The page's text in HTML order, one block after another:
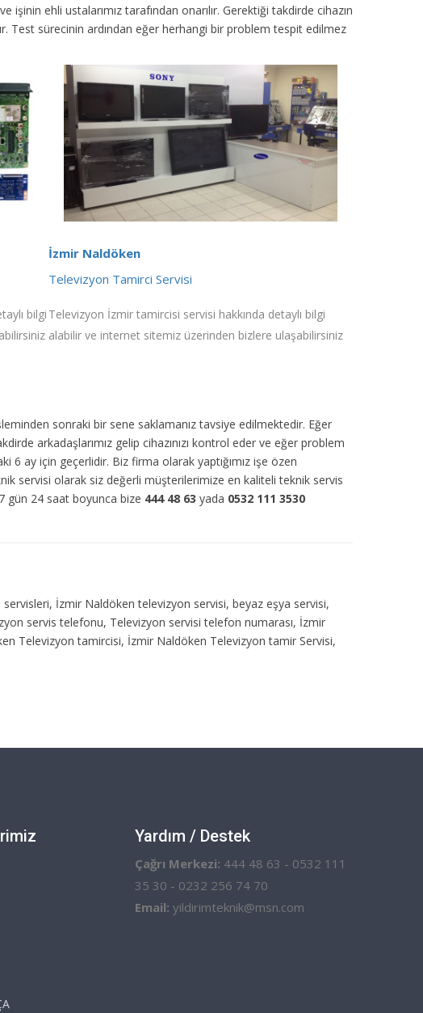
ehli ustalarımız tarafından onarılır. Gerektiği takdirde cihazın
Test sürecinin ardından eğer herhangi bir problem tespit edilmez
bilgi
İzmir Naldöken
Televizyon Tamirci Servisi
Televizyon İzmir tamircisi servisi hakkında detaylı bilgi
alabilir ve internet sitemiz üzerinden bizlere ulaşabilirsiniz
sonraki bir sene saklamanız tavsiye edilmektedir. Eğer
arkadaşlarımız gelip cihazınızı kontrol eder ve eğer problem
6 ay için geçerlidir. Biz firma olarak yaptığımız işe özen
servisi olarak siz değerli müşterilerimize en kaliteli teknik servis
gün 24 saat boyunca bize 444 48 63 yada 0532 111 3530
İzmir Naldöken televizyon servisi, beyaz eşya servisi,
servis telefonu, Televizyon servisi telefon numarası, İzmir
Televizyon tamircisi, İzmir Naldöken Televizyon tamir Servisi,
Yardım / Destek
Çağrı Merkezi: 444 48 63 - 0532 111
35 30 - 0232 256 74 70
Email: yildirimteknik@msn.com